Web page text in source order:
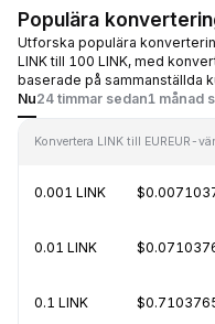
Populära
Utforska populära
LINK till 100 LINK, med
baserade på sammanställda
Nu24 timmar sedan1 månad
Konvertera LINK till EUREUR-
0.001 LINK
0.01 LINK
0.1 LINK